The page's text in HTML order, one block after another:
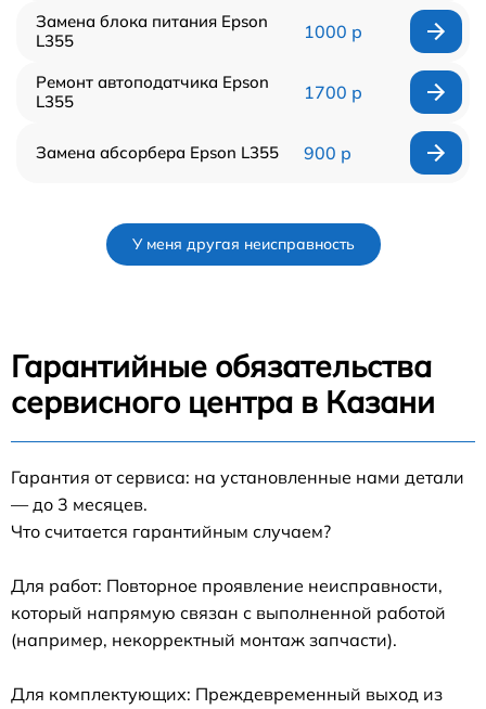
Замена блока питания Epson
L355
1000 р
Ремонт автоподатчика Epson
L355
1700 р
Замена абсорбера Epson L355 900 р
У меня другая неисправность
Гарантийные обязательства
сервисного центра в Казани
Гарантия от сервиса: на установленные нами детали
— до 3 месяцев.
Что считается гарантийным случаем?
Для работ: Повторное проявление неисправности,
который напрямую связан с выполненной работой
(например, некорректный монтаж запчасти).
Для комплектующих: Преждевременный выход из